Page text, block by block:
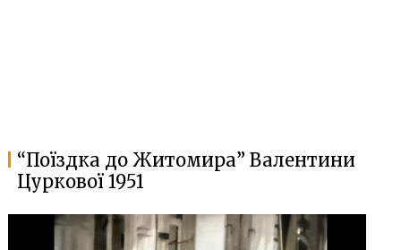
“Поїздка до Житомира” Валентини
Цуркової 1951